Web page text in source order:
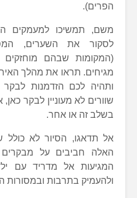
הפרים).
משם, תמשיכו למעמקים
לסקור את השערים,
(המקומות שבהם מוחזקים
מגיחים. תראו את מהלך
ותהיה לכם הזדמנות
שוורים לא מעוניין לבקר
בשלב זה או אחר.
אל תדאגו, הסיור לא כולל
האלה חביבים על
המגיעות אל מדריד עם
ולהעמיק בתרבות ובמסורות